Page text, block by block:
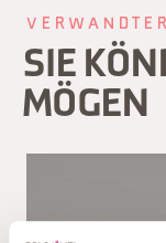
SIE
MÖGEN